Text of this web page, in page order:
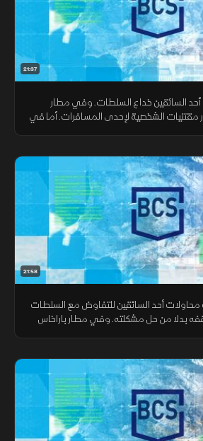
21:37
أحد السائقين خداع السلطات. وفي مطار
مقتنيات الشخصية لإحدى المسافرات. أما في
21:58
محاولات أحد السائقين للتفاوض مع السلطات
بدلا من حل مشكلته. وفي مطار باراخاس